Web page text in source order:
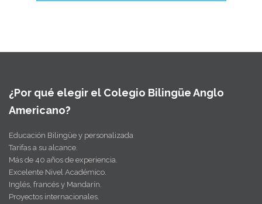
¿Por qué elegir el Colegio Bilingüe Anglo
Americano?
Educación Bilingüe y personalizada
Tarifas a su alcance.
Más de 40 años de experiencia.
Excelente Nivel Académico.
Inglés, francés y Mandarín.
Proyectos internacionales.